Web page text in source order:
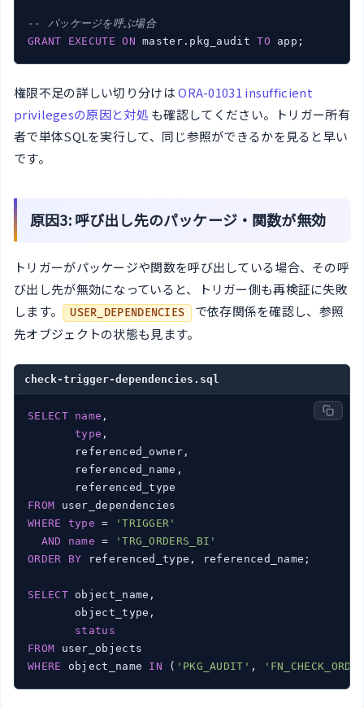
-- パッケージを呼ぶ場合
GRANT
EXECUTE ON master.pkg_audit TO app;
権限不足の詳しい切り分けはORA-01031 insufficient
privilegesの原因と対処 も確認してください。トリガー所有
者で単体SQLを実行して、同じ参照ができるかを見ると早い
です。
原因3: 呼び出し先のパッケージ・関数が無効
トリガーがパッケージや関数を呼び出している場合、その呼
び出し先が無効になっていると、トリガー側も再検証に失敗
します。 USER_DEPENDENCIES
で依存関係を確認し、参照
先オブジェクトの状態も見ます。
check-trigger-dependencies.sql
SELECT name ,
type ,
       referenced_owner,
       referenced_name,
FROM
WHERE
type =
'TRIGGER'
AND
name =
'TRG_ORDERS_BI'
ORDER
BY referenced_type, referenced_name;
SELECT object_name,
       object_type,
status
FROM
WHERE object_name IN ( 'PKG_AUDIT' ,